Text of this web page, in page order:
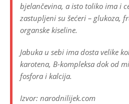
bjelančevina, a isto toliko ima i
zastupljeni su šećeri – glukoza,
organske kiseline.
Jabuka u sebi ima dosta velike
karotena, B-kompleksa dok od
fosfora i kalcija.
Izvor: narodnilijek.com